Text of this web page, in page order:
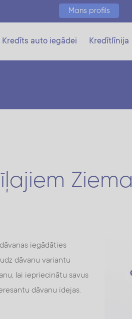
Mans profils
Kredīts auto iegādei Kredītlīnija
iegādāties
dāvanu variantu
lai iepriecinātu savus
dāvanu idejas.